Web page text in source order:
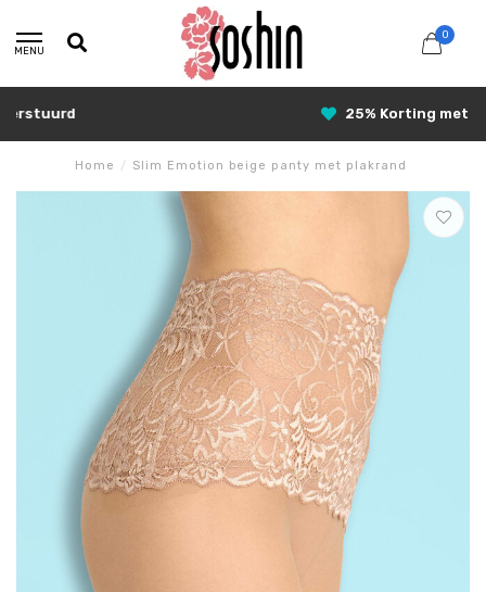
MENU
0
25% Korting met SUNSHINE25
Home / Slim Emotion beige panty met plakrand